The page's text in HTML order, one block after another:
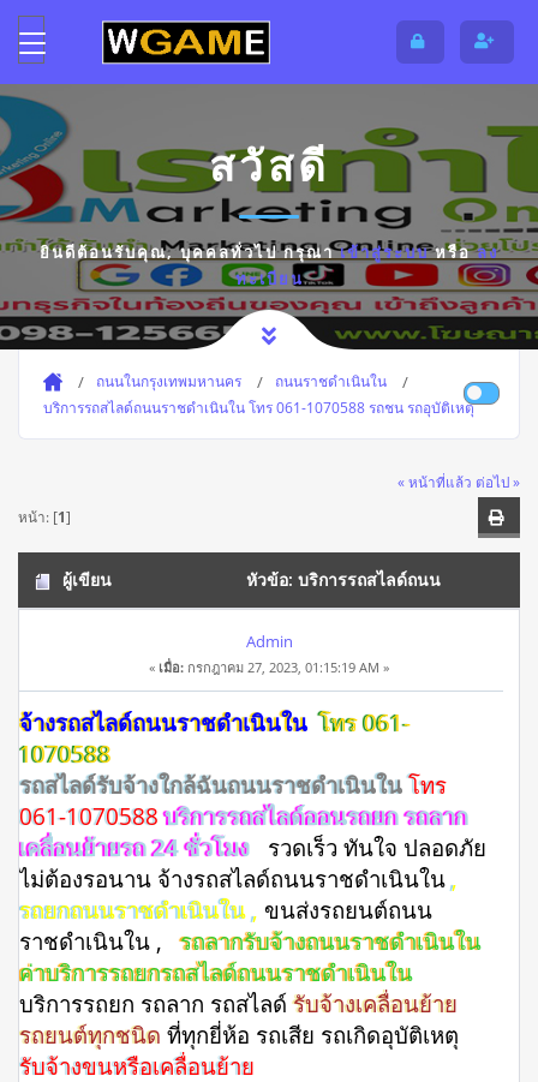
สวัสดี
ยินดีต้อนรับคุณ,บุคคลทั่วไปกรุณาเข้าสู่ระบบหรือลง
ทะเบียน
ถนนในกรุงเทพมหานคร
ถนนราชดำเนินใน
บริการรถสไลด์ถนนราชดำเนินใน โทร 061-1070588 รถชน รถอุบัติเหตุ
« หน้าที่แล้ว ต่อไป »
หน้า: [1]
ผู้เขียน หัวข้อ: บริการรถสไลด์ถนน
ราชดำเนินใน โทร 061-1070588 รถชน รถอุบัติเหตุ (อ่าน 2245
ครั้ง)
Admin
« เมื่อ: กรกฎาคม 27, 2023, 01:15:19 AM »
จ้างรถสไลด์ถนนราชดำเนินในโทร 061-
1070588
รถสไลด์รับจ้างใกล้ฉันถนนราชดำเนินในโทร
061-1070588บริการรถสไลด์ออนรถยก รถลาก
เคลื่อนย้ายรถ 24 ชั่วโมง
รวดเร็ว ทันใจ ปลอดภัย
ไม่ต้องรอนาน จ้างรถสไลด์ถนนราชดำเนินใน,
รถยกถนนราชดำเนินใน , ขนส่งรถยนต์ถนน
ราชดำเนินใน , รถลากรับจ้างถนนราชดำเนินใน
ค่าบริการรถยกรถสไลด์ถนนราชดำเนินใน
บริการรถยก รถลาก รถสไลด์รับจ้างเคลื่อนย้าย
รถยนต์ทุกชนิด ที่ทุกยี่ห้อ รถเสีย รถเกิดอุบัติเหตุ
รับจ้างขนหรือเคลื่อนย้าย